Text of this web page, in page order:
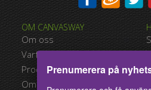
OM CANVASWAY
Om oss
Varför Canvasway.com
Produktkvalitet
Omdömen
Prenumerera på